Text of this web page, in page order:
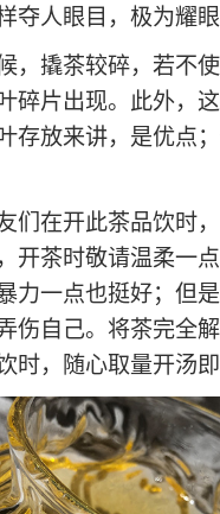
夺人眼目，极为耀眼
，撬茶较碎，若不
碎片出现。此外，
存放来讲，是优点
们在开此茶品饮时
开茶时敬请温柔一
力一点也挺好；但
伤自己。将茶完全
时，随心取量开汤即